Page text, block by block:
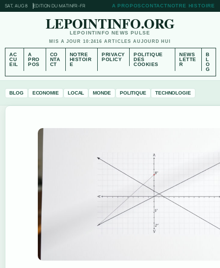
SAT, AUG 8 EDITION DU MATINFR-FR A PROPOSCONTACTNOTRE HISTOIRE
LEPOINTINFO.ORG
LEPOINTINFO NEWS PULSE
MIS A JOUR 10:2416 ARTICLES AUJOURD HUI
AC
CU
EIL
A
PRO
POS
CO
NTA
CT
NOTRE
HISTOIR
E
PRIVACY
POLICY
POLITIQUE
DES
COOKIES
NEWS
LETTE
R
B
L
O
G
BLOG ECONOMIE LOCAL MONDE POLITIQUE TECHNOLOGIE